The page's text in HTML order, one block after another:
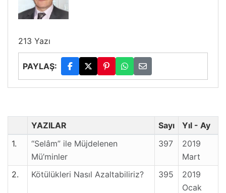
213 Yazı
PAYLAŞ:
YAZILAR Sayı
Yıl - Ay
1.
“Selâm” ile Müjdelenen
Mü’minler
397
2019
Mart
2.
Kötülükleri Nasıl Azaltabiliriz? 395
2019
Ocak